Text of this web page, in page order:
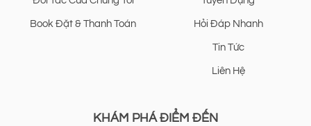
Book Đặt & Thanh Toán Hỏi Đáp Nhanh
Tin Tức
Liên Hệ
KHÁM PHÁ ĐIỂM ĐẾN